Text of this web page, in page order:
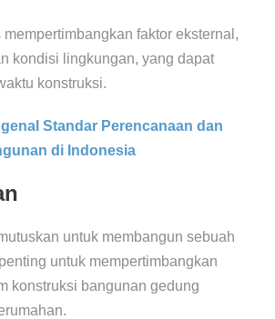
faktor eksternal,
kondisi lingkungan, yang dapat
konstruksi.
Standar Perencanaan dan
di Indonesia
untuk membangun sebuah
untuk mempertimbangkan
konstruksi bangunan gedung